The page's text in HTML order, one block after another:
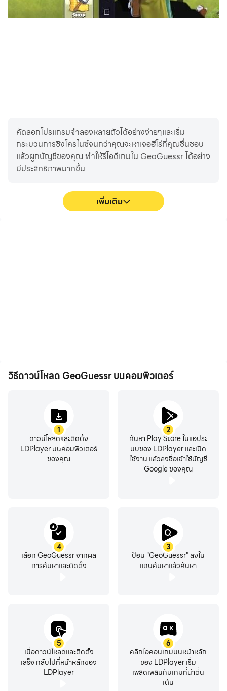
คัดลอกโปรแกรมจำลองหลายตัวได้อย่างง่ายๆและเริ่ม
กระบวนการซิงโครไนซ์จนกว่าคุณจะหาเจอฮีโร่ที่คุณชื่นชอบ
แล้วผูกบัญชีของคุณ ทำให้รีไอดีเกมใน GeoGuessr ได้อย่าง
มีประสิทธิภาพมากขึ้น
เพิ่มเติม
วิธีดาวน์โหลด GeoGuessr บนคอมพิวเตอร์
1
ดาวน์โหลดและติดตั้ง
LDPlayer บนคอมพิวเตอร์
ของคุณ
2
ค้นหา Play Store ในแอประ
บบของ LDPlayer และเปิด
ใช้งาน แล้วลงชื่อเข้าใช้บัญชี
Google ของคุณ
3
ป้อน "GeoGuessr" ลงใน
แถบค้นหาแล้วค้นหา
4
เลือก GeoGuessr จากผล
การค้นหาและติดตั้ง
5
เมื่อดาวน์โหลดและติดตั้ง
เสร็จ กลับไปที่หน้าหลักของ
LDPlayer
6
คลิกไอคอนเกมบนหน้าหลัก
ของ LDPlayer เริ่ม
เพลิดเพลินกับเกมที่น่าตื่น
เต้น